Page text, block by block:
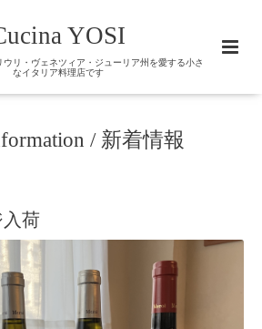
YOSI
ウリ・ヴェネツィア・ジューリア州を愛する小さ
なイタリア料理店です
/ 新着情報
荷